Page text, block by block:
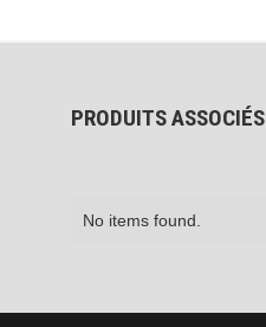
PRODUITS ASSOCIÉS
No items found.